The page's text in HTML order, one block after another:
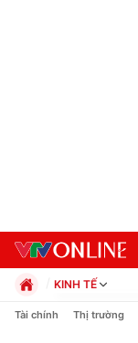
KINH TẾ
Chính trị
Tài chính Thị trường